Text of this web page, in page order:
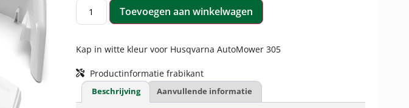
Toevoegen aan winkelwagen
Kap in witte kleur voor Husqvarna AutoMower 305
Productinformatie frabikant
Beschrijving Aanvullende informatie